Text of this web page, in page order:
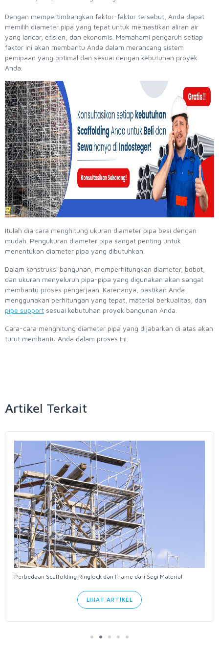
Dengan mempertimbangkan faktor-faktor tersebut, Anda dapat
memilih diameter pipa yang tepat untuk memastikan aliran air
yang lancar, efisien, dan ekonomis. Memahami pengaruh setiap
faktor ini akan membantu Anda dalam merancang sistem
pemipaan yang optimal dan sesuai dengan kebutuhan proyek
Anda.
Itulah dia cara menghitung ukuran diameter pipa besi dengan
mudah. Pengukuran diameter pipa sangat penting untuk
menentukan diameter pipa yang dibutuhkan.
Dalam konstruksi bangunan, memperhitungkan diameter, bobot,
dan ukuran menyeluruh pipa-pipa yang digunakan akan sangat
membantu proses pengerjaan. Karenanya, pastikan Anda
menggunakan perhitungan yang tepat, material berkualitas, dan
pipe support sesuai kebutuhan proyek bangunan Anda.
Cara-cara menghitung diameter pipa yang dijabarkan di atas akan
turut membantu Anda dalam proses ini.
Artikel Terkait
Perbedaan Scaffolding Ringlock dan Frame dari Segi Material
LIHAT ARTIKEL